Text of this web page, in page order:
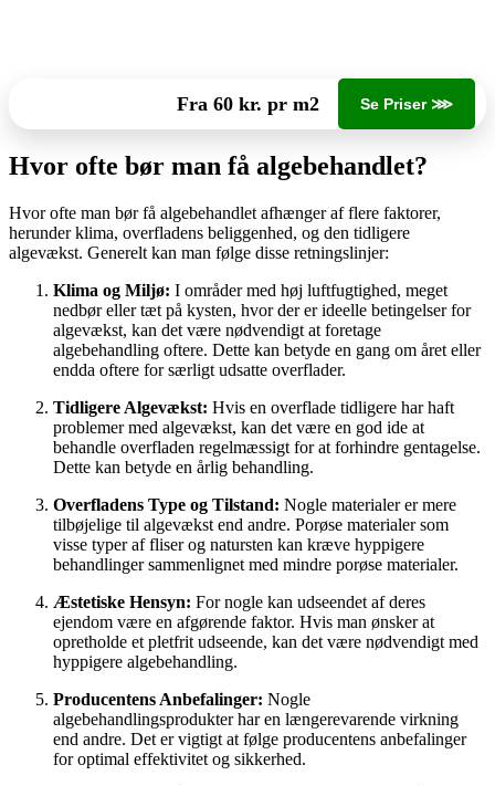
Fra 60 kr. pr m2 Se Priser ⋙
Hvor ofte bør man få algebehandlet?
Hvor ofte man bør få algebehandlet afhænger af flere faktorer,
herunder klima, overfladens beliggenhed, og den tidligere
algevækst. Generelt kan man følge disse retningslinjer:
Klima og Miljø: I områder med høj luftfugtighed, meget
nedbør eller tæt på kysten, hvor der er ideelle betingelser for
algevækst, kan det være nødvendigt at foretage
algebehandling oftere. Dette kan betyde en gang om året eller
endda oftere for særligt udsatte overflader.
Tidligere Algevækst: Hvis en overflade tidligere har haft
problemer med algevækst, kan det være en god ide at
behandle overfladen regelmæssigt for at forhindre gentagelse.
Dette kan betyde en årlig behandling.
Overfladens Type og Tilstand: Nogle materialer er mere
tilbøjelige til algevækst end andre. Porøse materialer som
visse typer af fliser og natursten kan kræve hyppigere
behandlinger sammenlignet med mindre porøse materialer.
Æstetiske Hensyn: For nogle kan udseendet af deres
ejendom være en afgørende faktor. Hvis man ønsker at
opretholde et pletfrit udseende, kan det være nødvendigt med
hyppigere algebehandling.
Producentens Anbefalinger: Nogle
algebehandlingsprodukter har en længerevarende virkning
end andre. Det er vigtigt at følge producentens anbefalinger
for optimal effektivitet og sikkerhed.